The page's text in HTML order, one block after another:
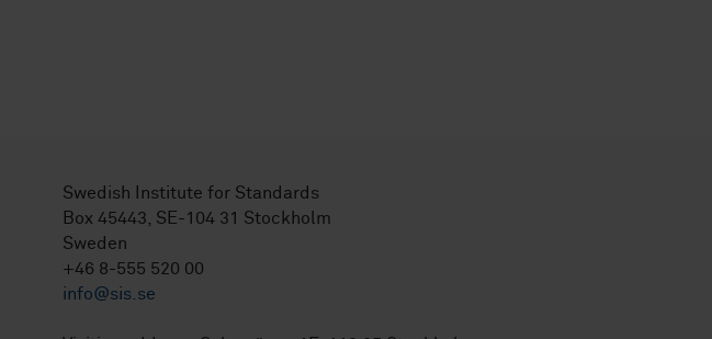
Swedish Institute for Standards
Box 45443, SE-104 31 Stockholm
Sweden
+46 8-555 520 00
info@sis.se